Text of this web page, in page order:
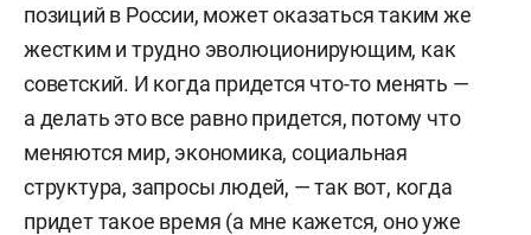
позиций в России, может оказаться таким же
жестким и трудно эволюционирующим, как
советский. И когда придется что-то менять —
а делать это все равно придется, потому что
меняются мир, экономика, социальная
структура, запросы людей, — так вот, когда
придет такое время (а мне кажется, оно уже